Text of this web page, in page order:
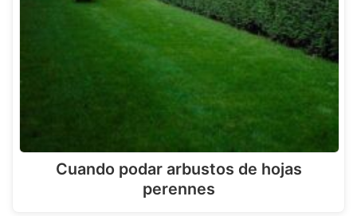
Cuando podar arbustos de hojas
perennes